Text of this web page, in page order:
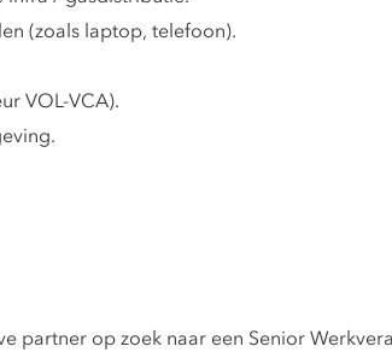
(zoals laptop, telefoon).
VOL-VCA).
partner op zoek naar een Senior